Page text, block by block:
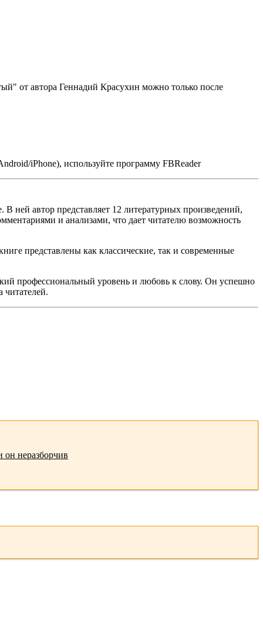
от автора Геннадий Красухин можно только после
iPhone), используйте программу FBReader
ней автор представляет 12 литературных произведений,
и анализами, что дает читателю возможность
представлены как классические, так и современные
профессиональный уровень и любовь к слову. Он успешно
читателей.